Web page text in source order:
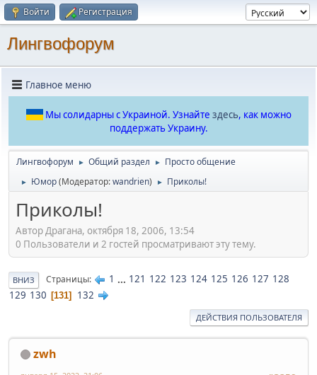
Войти Регистрация
Лингвофорум
Главное меню
Мы солидарны с Украиной. Узнайте здесь, как можно
поддержать Украину.
Лингвофорум ► Общий раздел ► Просто общение
► Юмор(Модератор:wandrien) ► Приколы!
Приколы!
Автор Драгана, октября 18, 2006, 13:54
0 Пользователи и 2 гостей просматривают эту тему.
ВНИЗ Страницы 1 ... 121 122 123 124 125 126 127 128
129 130 131 132
ДЕЙСТВИЯ ПОЛЬЗОВАТЕЛЯ
zwh